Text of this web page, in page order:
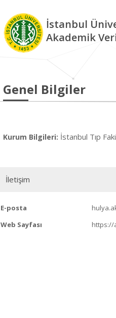
İstanbul
Akademik
Genel Bilgiler
Kurum Bilgileri: İstanbul Tıp
İletişim
E-posta
Web Sayfası
https://